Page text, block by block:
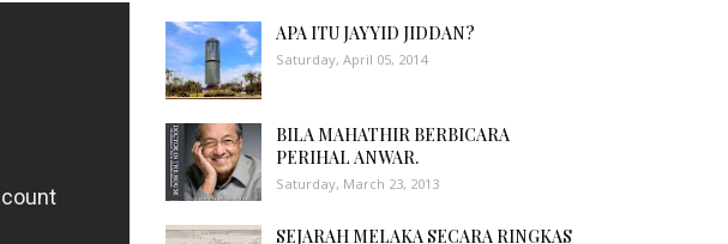
APA ITU JAYYID JIDDAN?
Saturday, April 05, 2014
BILA MAHATHIR BERBICARA
PERIHAL ANWAR.
Saturday, March 23, 2013
SEJARAH MELAKA SECARA RINGKAS